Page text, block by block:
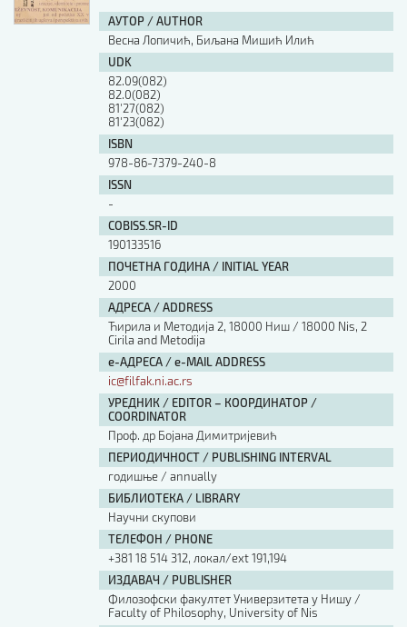
АУТОР / AUTHOR
Весна Лопичић, Биљана Мишић Илић
UDK
82.09(082)
82.0(082)
81'27(082)
81'23(082)
ISBN
978-86-7379-240-8
ISSN
-
COBISS.SR-ID
190133516
ПОЧЕТНА ГОДИНА / INITIAL YEAR
2000
АДРЕСА / ADDRESS
Ћирила и Методија 2, 18000 Ниш / 18000 Nis, 2
Cirila and Metodija
е-АДРЕСА / e-MAIL ADDRESS
ic@filfak.ni.ac.rs
УРЕДНИК / EDITOR – КООРДИНАТОР /
COORDINATOR
Проф. др Бојана Димитријевић
ПЕРИОДИЧНОСТ / PUBLISHING INTERVAL
годишње / annually
БИБЛИОТЕКА / LIBRARY
Научни скупови
ТЕЛЕФОН / PHONE
+381 18 514 312, локал/ext 191,194
ИЗДАВАЧ / PUBLISHER
Филозофски факултет Универзитета у Нишу /
Faculty of Philosophy, University of Nis